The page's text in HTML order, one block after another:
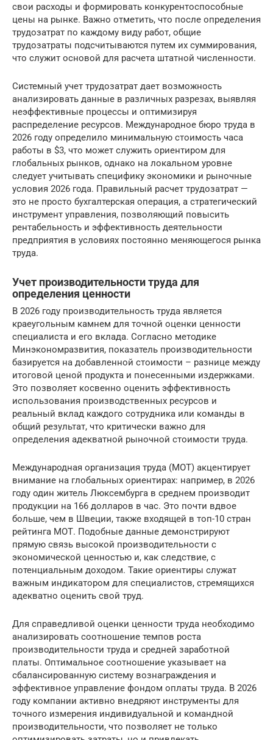
свои расходы и формировать конкурентоспособные
цены на рынке. Важно отметить, что после определения
трудозатрат по каждому виду работ, общие
трудозатраты подсчитываются путем их суммирования,
что служит основой для расчета штатной численности.
Системный учет трудозатрат дает возможность
анализировать данные в различных разрезах, выявляя
неэффективные процессы и оптимизируя
распределение ресурсов. Международное бюро труда в
2026 году определило минимальную стоимость часа
работы в $3, что может служить ориентиром для
глобальных рынков, однако на локальном уровне
следует учитывать специфику экономики и рыночные
условия 2026 года. Правильный расчет трудозатрат —
это не просто бухгалтерская операция, а стратегический
инструмент управления, позволяющий повысить
рентабельность и эффективность деятельности
предприятия в условиях постоянно меняющегося рынка
труда.
Учет производительности труда для
определения ценности
В 2026 году производительность труда является
краеугольным камнем для точной оценки ценности
специалиста и его вклада. Согласно методике
Минэкономразвития, показатель производительности
базируется на добавленной стоимости – разнице между
итоговой ценой продукта и понесенными издержками.
Это позволяет косвенно оценить эффективность
использования производственных ресурсов и
реальный вклад каждого сотрудника или команды в
общий результат, что критически важно для
определения адекватной рыночной стоимости труда.
Международная организация труда (МОТ) акцентирует
внимание на глобальных ориентирах: например, в 2026
году один житель Люксембурга в среднем производит
продукции на 166 долларов в час. Это почти вдвое
больше, чем в Швеции, также входящей в топ-10 стран
рейтинга МОТ. Подобные данные демонстрируют
прямую связь высокой производительности с
экономической ценностью и, как следствие, с
потенциальным доходом. Такие ориентиры служат
важным индикатором для специалистов, стремящихся
адекватно оценить свой труд.
Для справедливой оценки ценности труда необходимо
анализировать соотношение темпов роста
производительности труда и средней заработной
платы. Оптимальное соотношение указывает на
сбалансированную систему вознаграждения и
эффективное управление фондом оплаты труда. В 2026
году компании активно внедряют инструменты для
точного измерения индивидуальной и командной
производительности, что позволяет не только